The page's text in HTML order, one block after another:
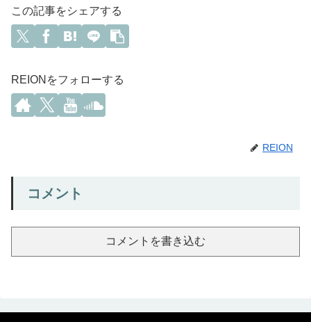
この記事をシェアする
REIONをフォローする
REION
コメント
コメントを書き込む